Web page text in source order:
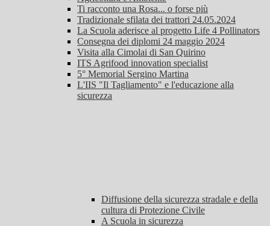
Ti racconto una Rosa... o forse più
Tradizionale sfilata dei trattori 24.05.2024
La Scuola aderisce al progetto Life 4 Pollinators
Consegna dei diplomi 24 maggio 2024
Visita alla Cimolai di San Quirino
ITS Agrifood innovation specialist
5° Memorial Sergino Martina
L'IIS "Il Tagliamento" e l'educazione alla
sicurezza
Diffusione della sicurezza stradale e della
cultura di Protezione Civile
A Scuola in sicurezza